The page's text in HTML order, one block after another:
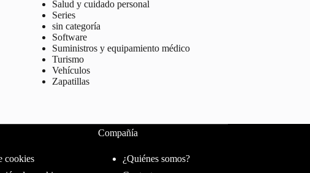
Salud y cuidado personal
Series
sin categoría
Software
Suministros y equipamiento médico
Turismo
Vehículos
Zapatillas
cookies
Compañía
¿Quiénes somos?